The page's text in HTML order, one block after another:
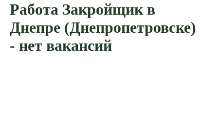
Работа Закройщик в
Днепре (Днепропетровске)
- нет вакансий